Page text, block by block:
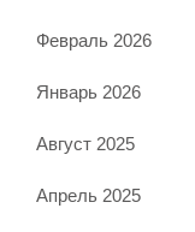
Февраль 2026
Январь 2026
Август 2025
Апрель 2025